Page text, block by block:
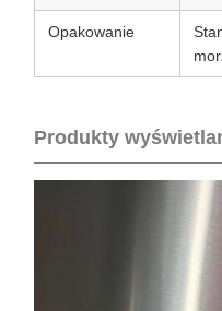
Opakowanie
Produkty